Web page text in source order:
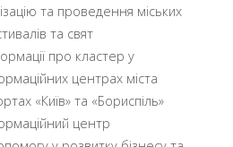
та проведення міських
та свят
про кластер у
центрах міста
«Київ» та «Бориспіль»
центр